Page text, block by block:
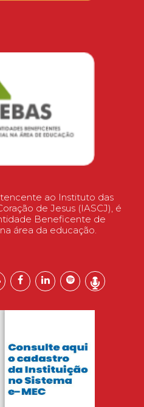
ao Instituto das
de Jesus (IASCJ), é
Beneficente de
área da educação.